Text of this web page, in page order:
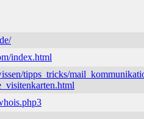
index.html
tipps_tricks/